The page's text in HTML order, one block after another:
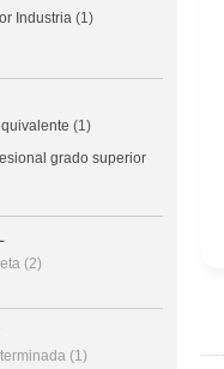
Industria (1)
(1)
grado superior
(2)
(1)